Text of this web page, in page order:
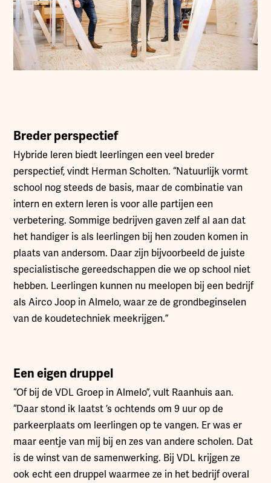
Breder perspectief
Hybride leren biedt leerlingen een veel breder
perspectief, vindt Herman Scholten. “Natuurlijk vormt
school nog steeds de basis, maar de combinatie van
intern en extern leren is voor alle partijen een
verbetering. Sommige bedrijven gaven zelf al aan dat
het handiger is als leerlingen bij hen zouden komen in
plaats van andersom. Daar zijn bijvoorbeeld de juiste
specialistische gereedschappen die we op school niet
hebben. Leerlingen kunnen nu meelopen bij een bedrijf
als Airco Joop in Almelo, waar ze de grondbeginselen
van de koudetechniek meekrijgen.”
Een eigen druppel
“Of bij de VDL Groep in Almelo”, vult Raanhuis aan.
“Daar stond ik laatst ’s ochtends om 9 uur op de
parkeerplaats om leerlingen op te vangen. Er was er
maar eentje van mij bij en zes van andere scholen. Dat
is de winst van de samenwerking. Bij VDL krijgen ze
ook echt een druppel waarmee ze in het bedrijf overal